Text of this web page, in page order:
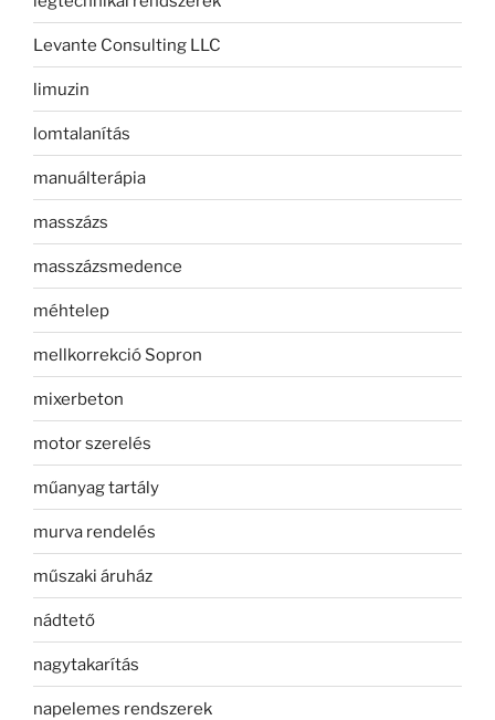
Levante Consulting LLC
limuzin
lomtalanítás
manuálterápia
masszázs
masszázsmedence
méhtelep
mellkorrekció Sopron
mixerbeton
motor szerelés
műanyag tartály
murva rendelés
műszaki áruház
nádtető
nagytakarítás
napelemes rendszerek